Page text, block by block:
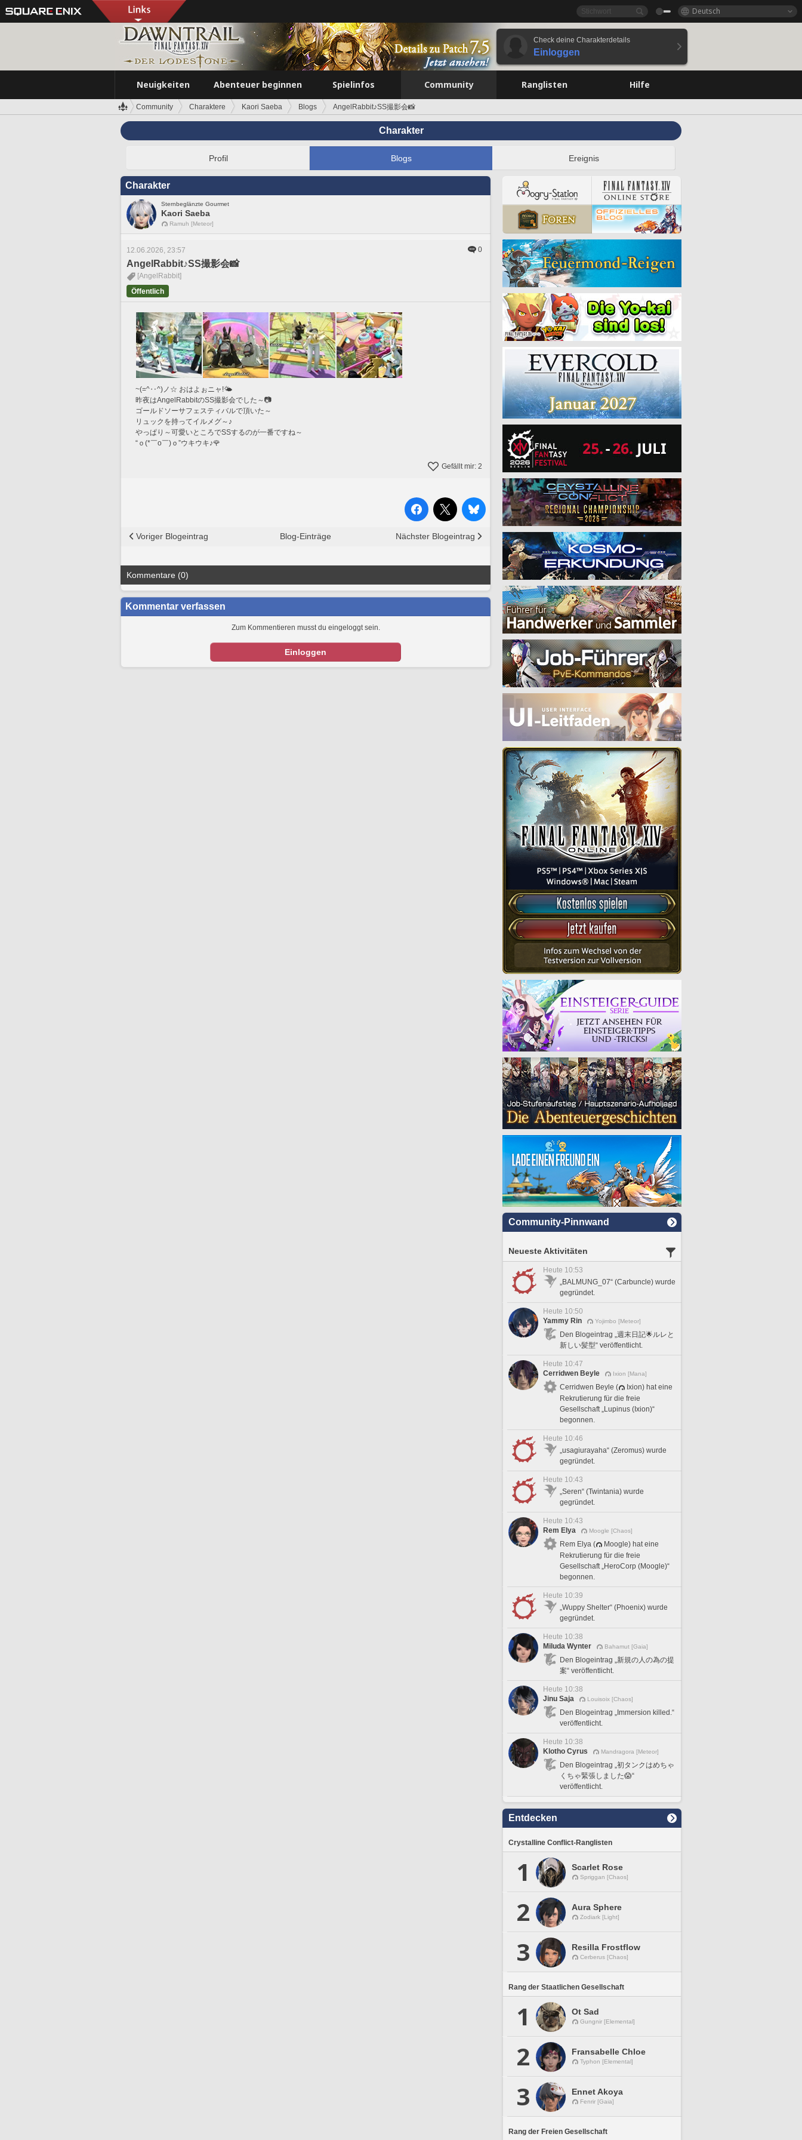
Deutsch
Check deine Charakterdetails
Einloggen
Neuigkeiten Abenteuer beginnen Spielinfos Community Ranglisten Hilfe
Community Charaktere Kaori Saeba Blogs AngelRabbit♪SS撮影会📸
Charakter
Profil Blogs Ereignis
Charakter
Sternbeglänzte Gourmet
Kaori Saeba
Ramuh [Meteor]
12.06.2026, 23:57 0
AngelRabbit♪SS撮影会📸
[AngelRabbit]
Öffentlich
~(=^‥^)ノ☆ おはよぉニャ!🌤
昨夜はAngelRabbitのSS撮影会でした～📷
ゴールドソーサフェスティバルで頂いた～
リュックを持ってイルメグ～♪
やっぱり～可愛いところでSSするのが一番ですね～
“ｏ(*￣o￣)ｏ”ウキウキ♪🌹
Gefällt mir: 2
Voriger Blogeintrag Blog-Einträge Nächster Blogeintrag
Kommentare (0)
Kommentar verfassen
Zum Kommentieren musst du eingeloggt sein.
Einloggen
Community-Pinnwand
Neueste Aktivitäten
Heute 10:53
„BALMUNG_07“ (Carbuncle) wurde
gegründet.
Heute 10:50
Yammy Rin
Yojimbo [Meteor]
Den Blogeintrag „週末日記🌟ルレと
新しい髪型“ veröffentlicht.
Heute 10:47
Cerridwen Beyle
Ixion [Mana]
Cerridwen Beyle (
Ixion) hat eine
Rekrutierung für die freie
Gesellschaft „Lupinus (Ixion)“
begonnen.
Heute 10:46
„usagiurayaha“ (Zeromus) wurde
gegründet.
Heute 10:43
„Seren“ (Twintania) wurde
gegründet.
Heute 10:43
Rem Elya
Moogle [Chaos]
Rem Elya (
Moogle) hat eine
Rekrutierung für die freie
Gesellschaft „HeroCorp (Moogle)“
begonnen.
Heute 10:39
„Wuppy Shelter“ (Phoenix) wurde
gegründet.
Heute 10:38
Miluda Wynter
Bahamut [Gaia]
Den Blogeintrag „新規の人の為の提
案“ veröffentlicht.
Heute 10:38
Jinu Saja
Louisoix [Chaos]
Den Blogeintrag „Immersion killed.“
veröffentlicht.
Heute 10:38
Klotho Cyrus
Mandragora [Meteor]
Den Blogeintrag „初タンクはめちゃ
くちゃ緊張しました😱“
veröffentlicht.
Entdecken
Crystalline Conflict-Ranglisten
1 Scarlet Rose
Spriggan [Chaos]
2 Aura Sphere
Zodiark [Light]
3 Resilla Frostflow
Cerberus [Chaos]
Rang der Staatlichen Gesellschaft
1 Ot Sad
Gungnir [Elemental]
2 Fransabelle Chloe
Typhon [Elemental]
3 Ennet Akoya
Fenrir [Gaia]
Rang der Freien Gesellschaft